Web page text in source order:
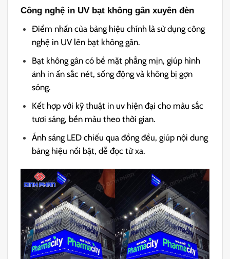
Công nghệ in UV bạt không gân xuyên đèn
Điểm nhấn của bảng hiệu chính là sử dụng công
nghệ in UV lên bạt không gân.
Bạt không gân có bề mặt phẳng mịn, giúp hình
ảnh in ấn sắc nét, sống động và không bị gợn
sóng.
Kết hợp với kỹ thuật in uv hiện đại cho màu sắc
tươi sáng, bền màu theo thời gian.
Ánh sáng LED chiếu qua đồng đều, giúp nội dung
bảng hiệu nổi bật, dễ đọc từ xa.